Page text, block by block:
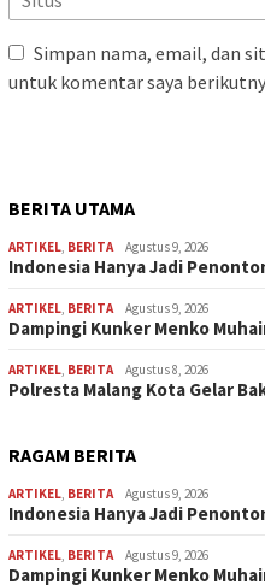
Simpan nama, email, dan
untuk komentar saya
BERITA UTAMA
ARTIKEL, BERITA Agustus 9, 2026
Indonesia Hanya Jadi
ARTIKEL, BERITA Agustus 9, 2026
Dampingi Kunker Menko
ARTIKEL, BERITA Agustus 8, 2026
Polresta Malang Kota Gelar
RAGAM BERITA
ARTIKEL, BERITA Agustus 9, 2026
Indonesia Hanya Jadi
ARTIKEL, BERITA Agustus 9, 2026
Dampingi Kunker Menko